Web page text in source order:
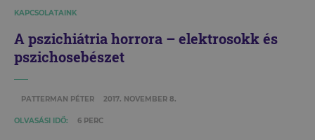
KAPCSOLATAINK
A pszichiátria horrora – elektrosokk és
pszichosebészet
PATTERMAN PÉTER 2017. NOVEMBER 8.
OLVASÁSI IDŐ: 6 PERC